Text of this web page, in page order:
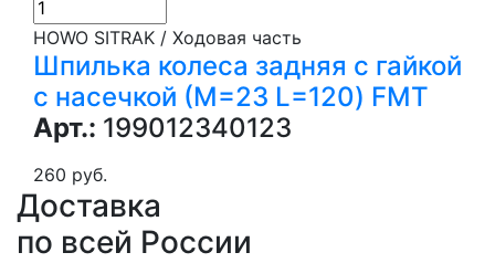
HOWO SITRAK / Ходовая часть
Шпилька колеса задняя с гайкой
с насечкой (М=23 L=120) FMT
Арт.: 199012340123
260 руб.
Доставка
по всей России